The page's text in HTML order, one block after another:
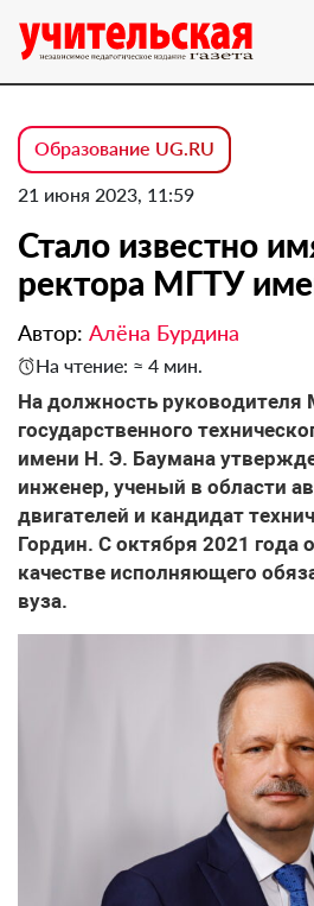
Образование UG.RU
21 июня 2023, 11:59
Стало известно
ректора МГТУ
Автор: Алёна Бурдина
На чтение: ≈ 4 мин.
На должность руководителя
государственного
имени Н. Э. Баумана
инженер, ученый в области
двигателей и кандидат
Гордин. С октября 2021 года
качестве исполняющего
вуза.